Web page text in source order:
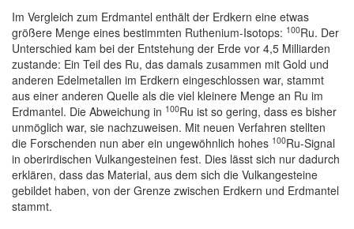
Im Vergleich zum Erdmantel enthält der Erdkern eine etwas
größere Menge eines bestimmten Ruthenium-Isotops: 100Ru. Der
Unterschied kam bei der Entstehung der Erde vor 4,5 Milliarden
zustande: Ein Teil des Ru, das damals zusammen mit Gold und
anderen Edelmetallen im Erdkern eingeschlossen war, stammt
aus einer anderen Quelle als die viel kleinere Menge an Ru im
Erdmantel. Die Abweichung in 100Ru ist so gering, dass es bisher
unmöglich war, sie nachzuweisen. Mit neuen Verfahren stellten
die Forschenden nun aber ein ungewöhnlich hohes 100Ru-Signal
in oberirdischen Vulkangesteinen fest. Dies lässt sich nur dadurch
erklären, dass das Material, aus dem sich die Vulkangesteine
gebildet haben, von der Grenze zwischen Erdkern und Erdmantel
stammt.